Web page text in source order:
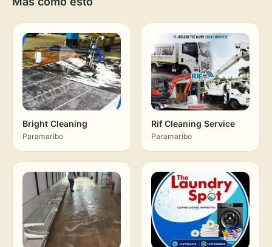
Bright Cleaning
Paramaribo
Rif Cleaning Service
Paramaribo